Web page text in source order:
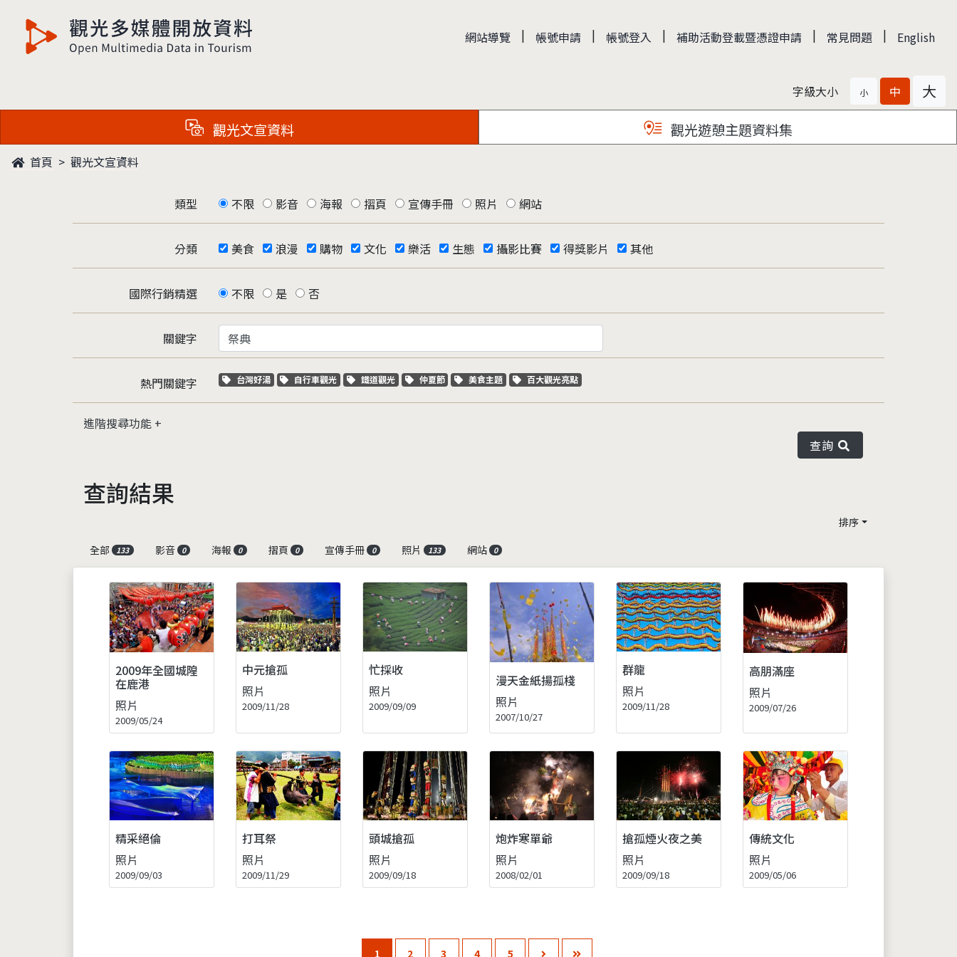
觀光多媒體開放資料 網站導覽 | 帳號申請 | 帳號登入 | 補助活動登載暨憑證申請 | 常見問題 | English
字級大小 小 中 大
觀光文宣資料 觀光遊憩主題資料集
首頁 觀光文宣資料
類型 不限 影音 海報 摺頁 宣傳手冊 照片 網站
分類 美食 浪漫 購物 文化 樂活 生態 攝影比賽 得獎影片 其他
國際行銷精選 不限 是 否
關鍵字
熱門關鍵字 關鍵字標籤
台灣好湯 關鍵字標籤
自行車觀光 關鍵字標籤
鐵道觀光 關鍵字標籤
仲夏節 關鍵字標籤
美食主題 關鍵字標籤
百大觀光亮點
進階搜尋功能
查詢
查詢結果
排序
全部
133 影音 0 海報 0 摺頁 0 宣傳手冊 0 照片 133 網站 0
2009年全國城隍
在鹿港
照片
2009/05/24
中元搶孤
照片
2009/11/28
忙採收
照片
2009/09/09
漫天金紙揚孤棧
照片
2007/10/27
群龍
照片
2009/11/28
高朋滿座
照片
2009/07/26
精采絕倫
照片
2009/09/03
打耳祭
照片
2009/11/29
頭城搶孤
照片
2009/09/18
炮炸寒單爺
照片
2008/02/01
搶孤煙火夜之美
照片
2009/09/18
傳統文化
照片
2009/05/06
1 2 3 4 5